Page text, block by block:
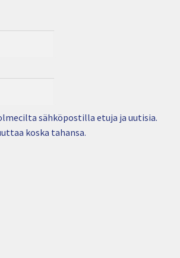
sähköpostilla etuja ja uutisia.
koska tahansa.